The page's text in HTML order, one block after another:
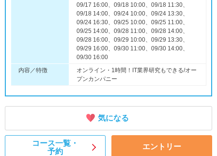
09/17 16:00、09/18 10:00、09/18 11:30、
09/18 14:00、09/24 10:00、09/24 13:30、
09/24 16:30、09/25 10:00、09/25 11:00、
09/25 14:00、09/28 11:00、09/28 14:00、
09/28 16:00、09/29 10:00、09/29 13:30、
09/29 16:00、09/30 11:00、09/30 14:00、
09/30 16:00
内容／特徴
オンライン・1時間！IT業界研究もできる/オー
プンカンパニー
気になる
コース一覧・
予約
エントリー